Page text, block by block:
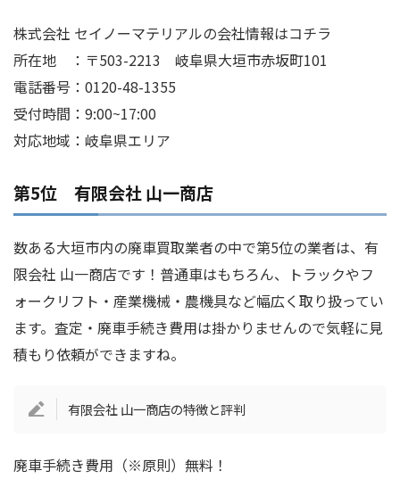
株式会社 セイノーマテリアルの会社情報はコチラ
所在地 ：〒503-2213 岐阜県大垣市赤坂町101
電話番号：0120-48-1355
受付時間：9:00~17:00
対応地域：岐阜県エリア
第5位 有限会社 山一商店
数ある大垣市内の廃車買取業者の中で第5位の業者は、有
限会社 山一商店です！普通車はもちろん、トラックやフ
ォークリフト・産業機械・農機具など幅広く取り扱ってい
ます。査定・廃車手続き費用は掛かりませんので気軽に見
積もり依頼ができますね。
有限会社 山一商店の特徴と評判
廃車手続き費用（※原則）無料！